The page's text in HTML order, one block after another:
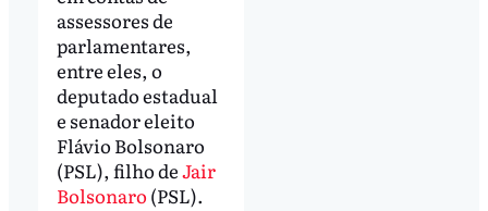
assessores de
parlamentares,
entre eles, o
deputado estadual
e senador eleito
Flávio Bolsonaro
(PSL), filho deJair
Bolsonaro (PSL).